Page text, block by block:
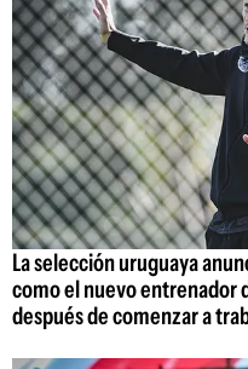
La selección uruguaya
como el nuevo entrenador
después de comenzar a